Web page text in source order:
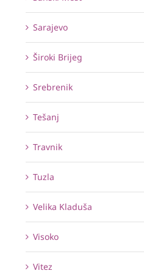
Sarajevo
Široki Brijeg
Srebrenik
Tešanj
Travnik
Tuzla
Velika Kladuša
Visoko
Vitez